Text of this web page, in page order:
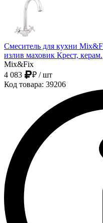
Смеситель для кухни
излив маховик Крест, керам.
Mix&Fix
4 083
₽ / шт
Код товара: 39206